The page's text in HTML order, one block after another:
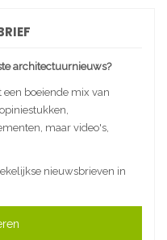
architectuurnieuws?
boeiende mix van
maar video's,
nieuwsbrieven in